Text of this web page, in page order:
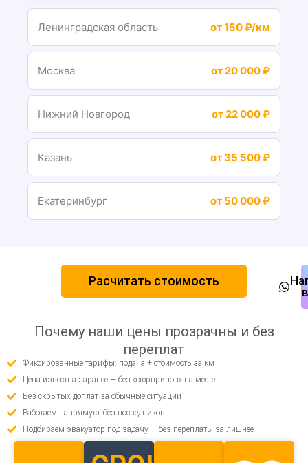
Ленинградская область от 150 ₽/км
Москва от 20 000 ₽
Нижний Новгород от 22 000 ₽
Казань от 35 500 ₽
Екатеринбург от 50 000 ₽
Расчитать стоимость
Почему наши цены прозрачны и без
переплат
Фиксированные тарифы: подача + стоимость за км
Цена известна заранее — без «сюрпризов» на месте
Без скрытых доплат за обычные ситуации
Работаем напрямую, без посредников
Подбираем эвакуатор под задачу — без переплаты за лишнее